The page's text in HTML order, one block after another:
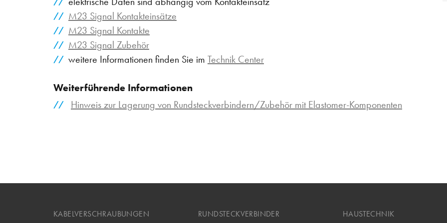
M23 Signal Kontakteinsätze
M23 Signal Kontakte
M23 Signal Zubehör
weitere Informationen finden Sie im Technik Center
Weiterführende Informationen
Hinweis zur Lagerung von Rundsteckverbindern/Zubehör mit Elastomer-Komponenten
KABELVERSCHRAUBUNGEN RUNDSTECKVERBINDER HAUSTECHNIK